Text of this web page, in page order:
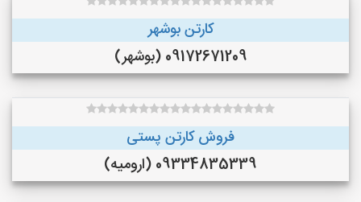
کارتن بوشهر
09172671209 (بوشهر)
فروش کارتن پستی
09334835339 (ارومیه)